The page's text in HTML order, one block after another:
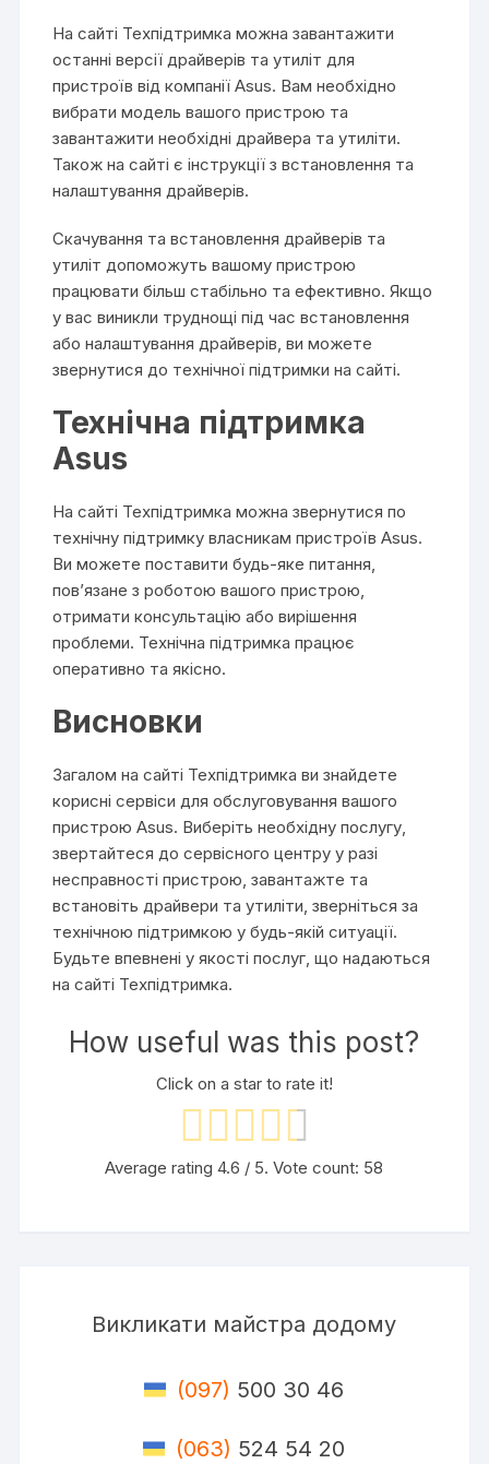
На сайті Техпідтримка можна завантажити
останні версії драйверів та утиліт для
пристроїв від компанії Asus. Вам необхідно
вибрати модель вашого пристрою та
завантажити необхідні драйвера та утиліти.
Також на сайті є інструкції з встановлення та
налаштування драйверів.
Скачування та встановлення драйверів та
утиліт допоможуть вашому пристрою
працювати більш стабільно та ефективно. Якщо
у вас виникли труднощі під час встановлення
або налаштування драйверів, ви можете
звернутися до технічної підтримки на сайті.
Технічна підтримка
Asus
На сайті Техпідтримка можна звернутися по
технічну підтримку власникам пристроїв Asus.
Ви можете поставити будь-яке питання,
пов’язане з роботою вашого пристрою,
отримати консультацію або вирішення
проблеми. Технічна підтримка працює
оперативно та якісно.
Висновки
Загалом на сайті Техпідтримка ви знайдете
корисні сервіси для обслуговування вашого
пристрою Asus. Виберіть необхідну послугу,
звертайтеся до сервісного центру у разі
несправності пристрою, завантажте та
встановіть драйвери та утиліти, зверніться за
технічною підтримкою у будь-якій ситуації.
Будьте впевнені у якості послуг, що надаються
на сайті Техпідтримка.
How useful was this post?
Click on a star to rate it!
Average rating4.6 / 5. Vote count: 58
Викликати майстра додому
(097) 500 30 46
(063) 524 54 20